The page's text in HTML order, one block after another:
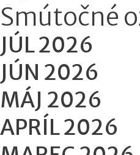
Smútočné
JÚL 2026
JÚN 2026
MÁJ 2026
APRÍL 2026